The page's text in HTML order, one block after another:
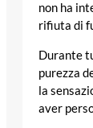
non ha
rifiuta di
Durante
purezza
la
aver